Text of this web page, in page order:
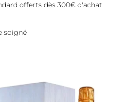
offerts dès 300€ d'achat
soigné